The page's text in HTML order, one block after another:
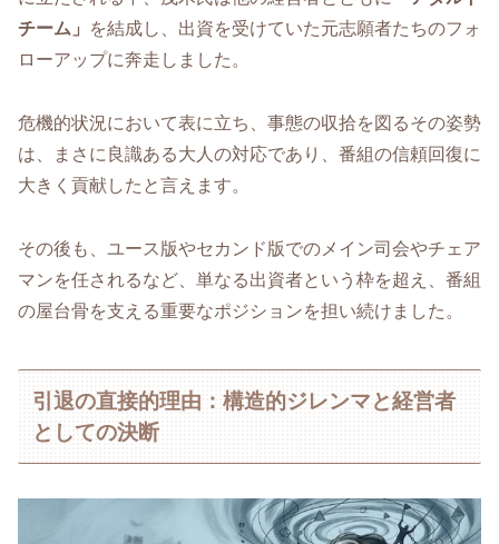
チーム」
を結成し、出資を受けていた元志願者たちのフォ
ローアップに奔走しました。
危機的状況において表に立ち、事態の収拾を図るその姿勢
は、まさに良識ある大人の対応であり、番組の信頼回復に
大きく貢献したと言えます。
その後も、ユース版やセカンド版でのメイン司会やチェア
マンを任されるなど、単なる出資者という枠を超え、番組
の屋台骨を支える重要なポジションを担い続けました。
引退の直接的理由：構造的ジレンマと経営者
としての決断